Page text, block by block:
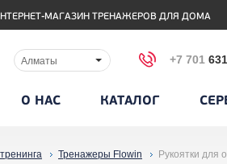
МАГАЗИН ТРЕНАЖЕРОВ ДЛЯ ДОМА
Алматы +7 701
О НАС КАТАЛОГ
Тренажеры Flowin Рукоятки для